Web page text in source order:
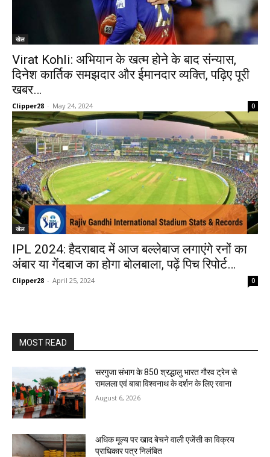
खेल
Virat Kohli: अभियान के खत्म होने के बाद संन्यास,
दिनेश कार्तिक समझदार और ईमानदार व्यक्ति, पढ़िए पूरी
खबर…
Clipper28 - May 24, 2024 0
खेल
IPL 2024: हैदराबाद में आज बल्लेबाज लगाएंगे रनों का
अंबार या गेंदबाज का होगा बोलबाला, पढ़ें पिच रिपोर्ट…
Clipper28 - April 25, 2024 0
MOST READ
सरगुजा संभाग के 850 श्रद्धालु भारत गौरव ट्रेन से
रामलला एवं बाबा विश्वनाथ के दर्शन के लिए रवाना
August 6, 2026
अधिक मूल्य पर खाद बेचने वाली एजेंसी का विक्रय
प्राधिकार पत्र निलंबित